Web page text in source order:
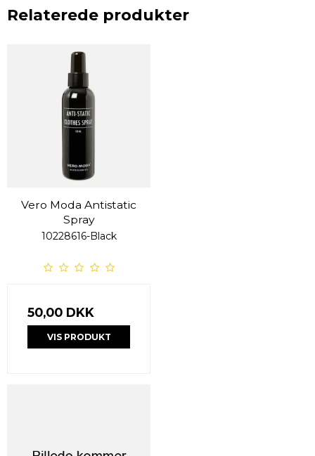
Relaterede produkter
Vero Moda Antistatic
Spray
10228616-Black
50,00 DKK
VIS PRODUKT